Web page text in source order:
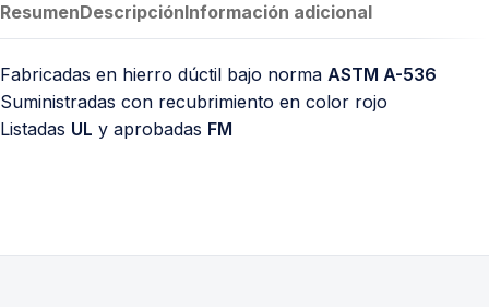
ResumenDescripciónInformación adicional
Fabricadas en hierro dúctil bajo norma ASTM A-536
Suministradas con recubrimiento en color rojo
Listadas UL y aprobadas FM